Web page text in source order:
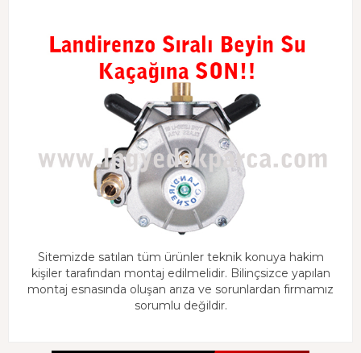
Sitemizde satılan tüm ürünler teknik konuya hakim
kişiler tarafından montaj edilmelidir. Bilinçsizce yapılan
montaj esnasında oluşan arıza ve sorunlardan firmamız
sorumlu değildir.